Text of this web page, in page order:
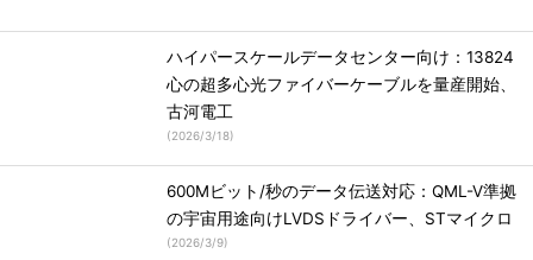
ハイパースケールデータセンター向け：13824
心の超多心光ファイバーケーブルを量産開始、
古河電工
(2026/3/18)
600Mビット/秒のデータ伝送対応：QML-V準拠
の宇宙用途向けLVDSドライバー、STマイクロ
(2026/3/9)